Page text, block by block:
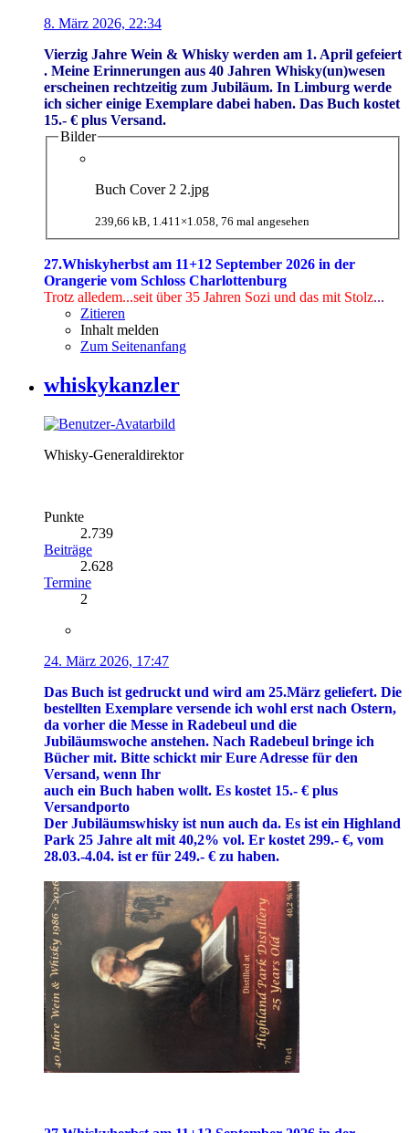
8. März 2026, 22:34
Vierzig Jahre Wein & Whisky werden am 1. April gefeiert
. Meine Erinnerungen aus 40 Jahren Whisky(un)wesen
erscheinen rechtzeitig zum Jubiläum. In Limburg werde
ich sicher einige Exemplare dabei haben. Das Buch kostet
15.- € plus Versand.
Bilder
Buch Cover 2 2.jpg
239,66 kB, 1.411×1.058, 76 mal angesehen
27.Whiskyherbst am 11+12 September 2026 in der
Orangerie vom Schloss Charlottenburg
Trotz alledem...seit über 35 Jahren Sozi und das mit Stolz...
Zitieren
Inhalt melden
Zum Seitenanfang
whiskykanzler
Whisky-Generaldirektor
Punkte
2.739
Beiträge
2.628
Termine
2
24. März 2026, 17:47
Das Buch ist gedruckt und wird am 25.März geliefert. Die
bestellten Exemplare versende ich wohl erst nach Ostern,
da vorher die Messe in Radebeul und die
Jubiläumswoche anstehen. Nach Radebeul bringe ich
Bücher mit. Bitte schickt mir Eure Adresse für den
Versand, wenn Ihr
auch ein Buch haben wollt. Es kostet 15.- € plus
Versandporto
Der Jubiläumswhisky ist nun auch da. Es ist ein Highland
Park 25 Jahre alt mit 40,2% vol. Er kostet 299.- €, vom
28.03.-4.04. ist er für 249.- € zu haben.